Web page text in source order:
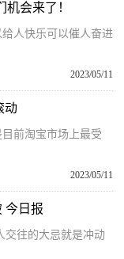
会来了！
人快乐可以催人奋进
2023/05/11
动
前淘宝市场上最受
2023/05/11
今日报
交往的大忌就是冲动